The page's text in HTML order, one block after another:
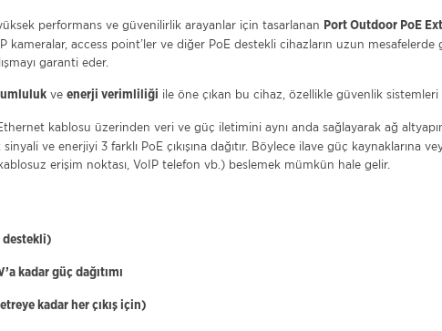
performans ve güvenilirlik arayanlar için tasarlanan Port Outdoor PoE
kameralar, access point’ler ve diğer PoE destekli cihazların uzun mesafelerde
garanti eder.
ve enerji verimliliği ile öne çıkan bu cihaz, özellikle güvenlik
Ethernet kablosu üzerinden veri ve güç iletimini aynı anda sağlayarak ağ
ve enerjiyi 3 farklı PoE çıkışına dağıtır. Böylece ilave güç
erişim noktası, VoIP telefon vb.) beslemek mümkün hale gelir.
destekli)
kadar güç dağıtımı
kadar her çıkış için)